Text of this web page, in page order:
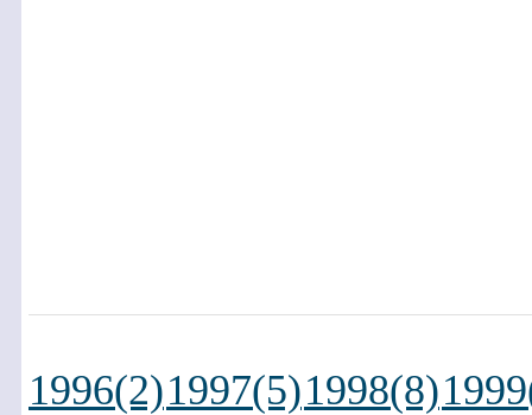
1996(2)1997(5)1998(8)